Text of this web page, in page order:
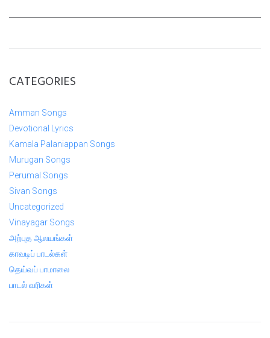
CATEGORIES
Amman Songs
Devotional Lyrics
Kamala Palaniappan Songs
Murugan Songs
Perumal Songs
Sivan Songs
Uncategorized
Vinayagar Songs
அற்புத ஆலயங்கள்
காவடிப் பாடல்கள்
தெய்வப் பாமாலை
பாடல் வரிகள்